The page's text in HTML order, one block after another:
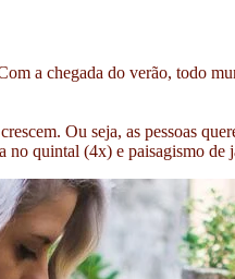
a chegada do verão, todo
Ou seja, as pessoas
quintal (4x) e paisagismo